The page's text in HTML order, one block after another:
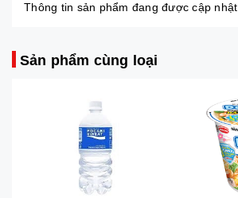
Thông tin sản phẩm đang được cập nhật
Sản phẩm cùng loại